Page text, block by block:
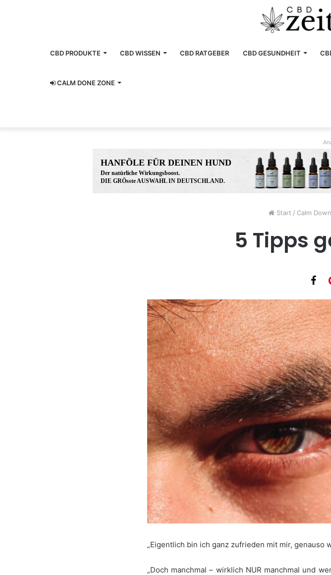
CBD PRODUKTE CBD WISSEN CBD RATGEBER CBD GESUNDHEIT
CALM DONE ZONE
HANFÖLE FÜR DEINEN HUND
Der natürliche Wirkungsboost.
DIE GRÖsste AUSWAHL IN DEUTSCHLAND.
www.hunreys.de
Start / Calm Down
5 Tipps
„Eigentlich bin ich ganz zufrieden mit mir, genauso
„Doch manchmal – wirklich NUR manchmal und